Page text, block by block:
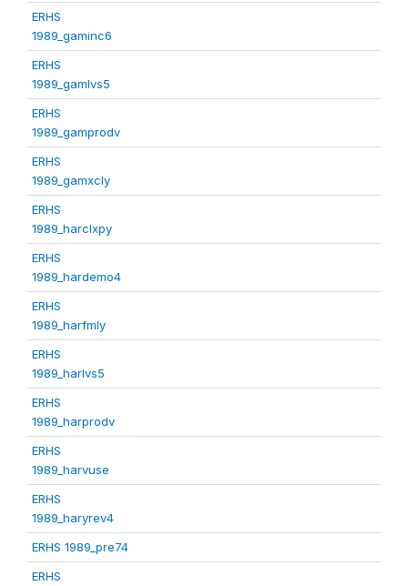
ERHS
1989_gaminc6
ERHS
1989_gamlvs5
ERHS
1989_gamprodv
ERHS
1989_gamxcly
ERHS
1989_harclxpy
ERHS
1989_hardemo4
ERHS
1989_harfmly
ERHS
1989_harlvs5
ERHS
1989_harprodv
ERHS
1989_harvuse
ERHS
1989_haryrev4
ERHS 1989_pre74
ERHS